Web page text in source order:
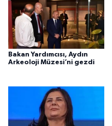
Bakan Yardımcısı, Aydın
Arkeoloji Müzesi’ni gezdi